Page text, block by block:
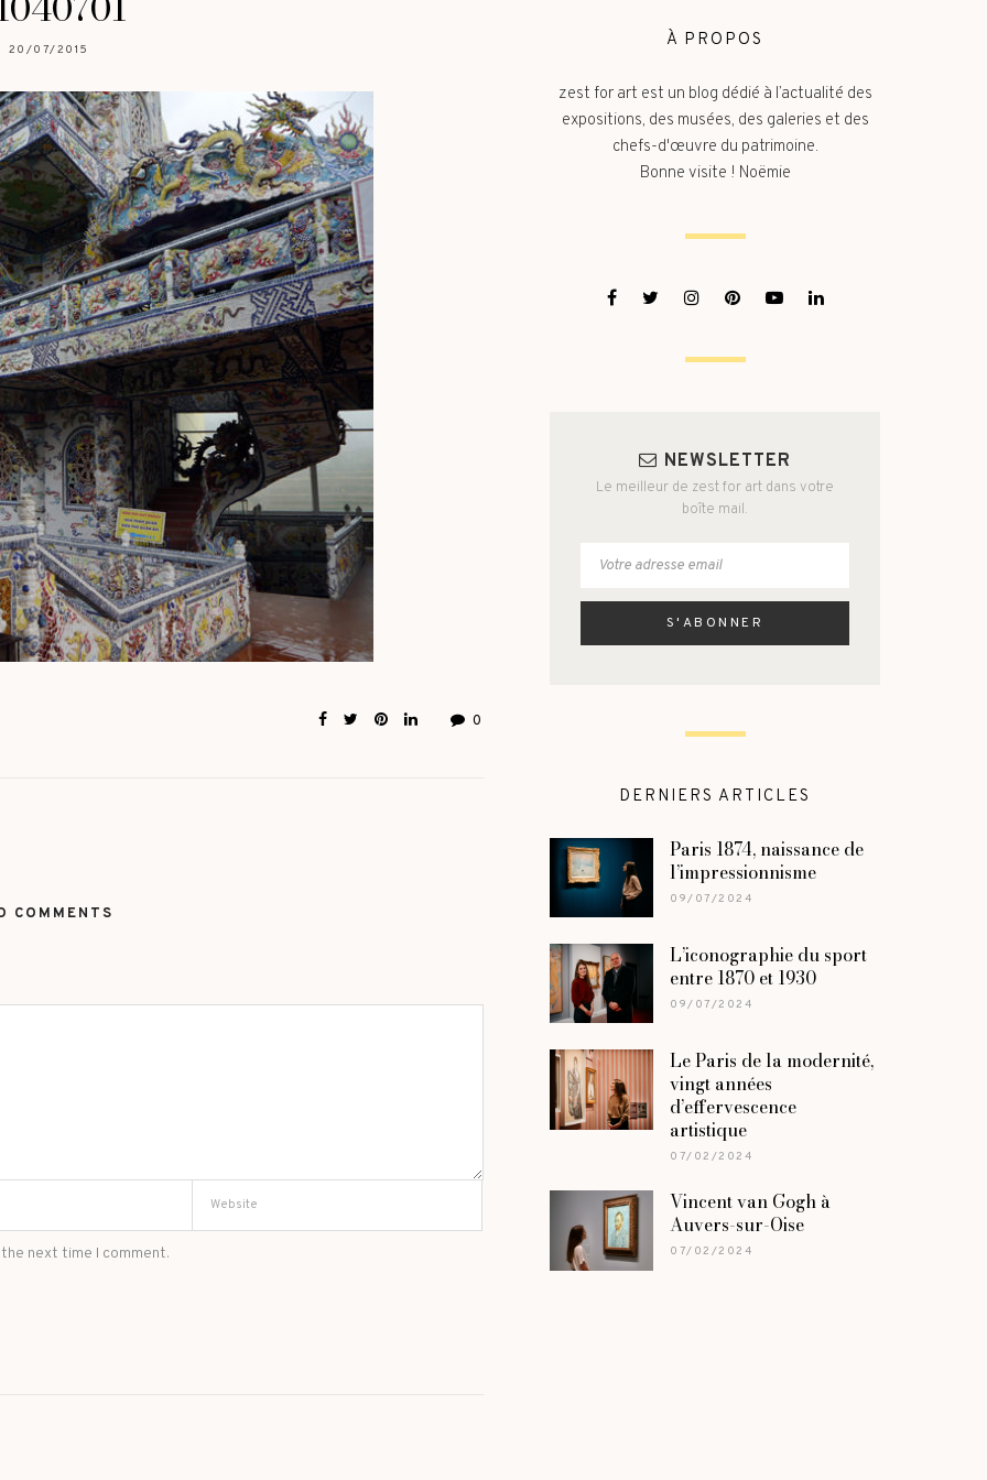
20/07/2015
0
COMMENTS
next time I comment.
À PROPOS
zest for art est un blog dédié à l’actualité des
expositions, des musées, des galeries et des
chefs-d'œuvre du patrimoine.
Bonne visite ! Noëmie
NEWSLETTER
Le meilleur de zest for art dans votre
boîte mail.
DERNIERS ARTICLES
Paris 1874, naissance de
l’impressionnisme
09/07/2024
L’iconographie du sport
entre 1870 et 1930
09/07/2024
Le Paris de la modernité,
vingt années
d’effervescence
artistique
07/02/2024
Vincent van Gogh à
Auvers-sur-Oise
07/02/2024